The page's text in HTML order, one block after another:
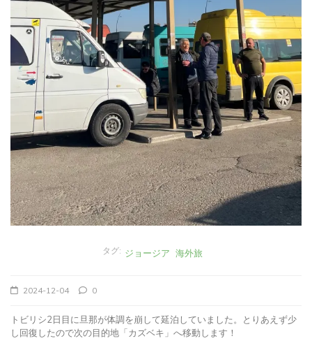
タグ: ジョージア 海外旅
2024-12-04 0
トビリシ2日目に旦那が体調を崩して延泊していました。とりあえず少
し回復したので次の目的地「カズベキ」へ移動します！